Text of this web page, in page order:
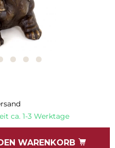
ca. 1-3 Werktage
WARENKORB